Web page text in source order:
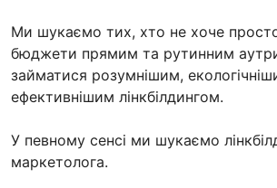
Ми шукаємо тих, хто не хоче
бюджети прямим та рутинним
займатися розумнішим,
ефективнішим лінкбілдингом.
У певному сенсі ми шукаємо
маркетолога.